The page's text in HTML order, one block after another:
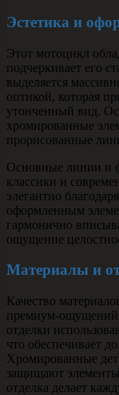
Эстетика и
Этот мотоцикл
подчеркивает его
выделяется
оптикой, которая
утонченный вид.
хромированные
прорисованные
Основные линии и
классики и
элегантно
оформленным
гармонично
ощущение
Материалы и
Качество
премиум-ощущений
отделки
что обеспечивает
Хромированные
защищают элементы
отделка делает